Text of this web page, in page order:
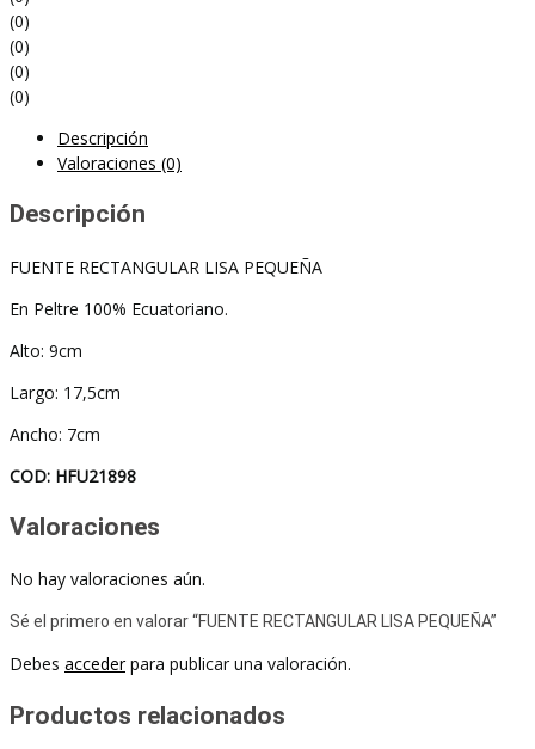
(0)
(0)
(0)
(0)
Descripción
Valoraciones (0)
Descripción
FUENTE RECTANGULAR LISA PEQUEÑA
En Peltre 100% Ecuatoriano.
Alto: 9cm
Largo: 17,5cm
Ancho: 7cm
COD: HFU21898
Valoraciones
No hay valoraciones aún.
Sé el primero en valorar “FUENTE RECTANGULAR LISA PEQUEÑA”
Debes accederpara publicar una valoración.
Productos relacionados